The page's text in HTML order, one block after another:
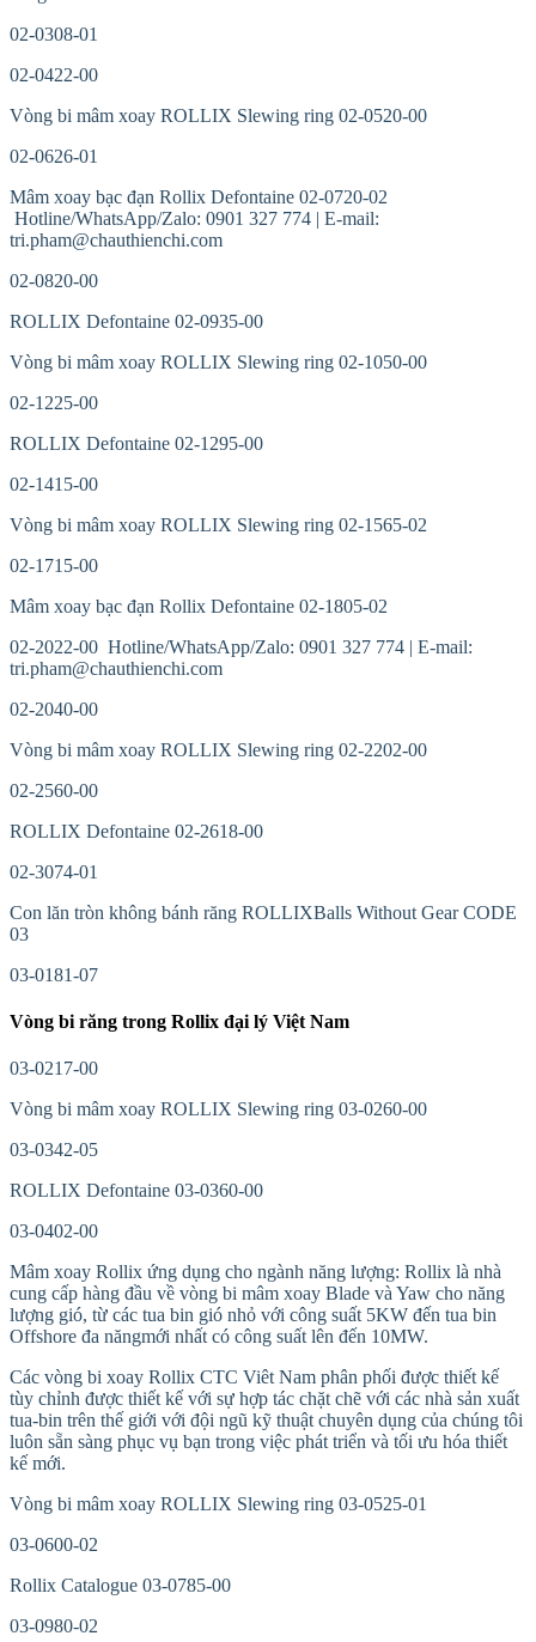
02-0308-01
02-0422-00
Vòng bi mâm xoay ROLLIX Slewing ring 02-0520-00
02-0626-01
Mâm xoay bạc đạn Rollix Defontaine 02-0720-02
Hotline/WhatsApp/Zalo: 0901 327 774 | E-mail:
tri.pham@chauthienchi.com
02-0820-00
ROLLIX Defontaine 02-0935-00
Vòng bi mâm xoay ROLLIX Slewing ring 02-1050-00
02-1225-00
ROLLIX Defontaine 02-1295-00
02-1415-00
Vòng bi mâm xoay ROLLIX Slewing ring 02-1565-02
02-1715-00
Mâm xoay bạc đạn Rollix Defontaine 02-1805-02
02-2022-00 Hotline/WhatsApp/Zalo: 0901 327 774 | E-mail:
tri.pham@chauthienchi.com
02-2040-00
Vòng bi mâm xoay ROLLIX Slewing ring 02-2202-00
02-2560-00
ROLLIX Defontaine 02-2618-00
02-3074-01
Con lăn tròn không bánh răng ROLLIXBalls Without Gear CODE
03
03-0181-07
Vòng bi răng trong Rollix đại lý Việt Nam
03-0217-00
Vòng bi mâm xoay ROLLIX Slewing ring 03-0260-00
03-0342-05
ROLLIX Defontaine 03-0360-00
03-0402-00
Mâm xoay Rollix ứng dụng cho ngành năng lượng: Rollix là nhà
cung cấp hàng đầu về vòng bi mâm xoay Blade và Yaw cho năng
lượng gió, từ các tua bin gió nhỏ với công suất 5KW đến tua bin
Offshore đa năngmới nhất có công suất lên đến 10MW.
Các vòng bi xoay Rollix CTC Viêt Nam phân phối được thiết kế
tùy chỉnh được thiết kế với sự hợp tác chặt chẽ với các nhà sản xuất
tua-bin trên thế giới với đội ngũ kỹ thuật chuyên dụng của chúng tôi
luôn sẵn sàng phục vụ bạn trong việc phát triển và tối ưu hóa thiết
kế mới.
Vòng bi mâm xoay ROLLIX Slewing ring 03-0525-01
03-0600-02
Rollix Catalogue 03-0785-00
03-0980-02